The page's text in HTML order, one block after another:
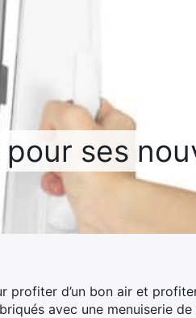
ses
profiter d’un bon air et
avec une menuiserie